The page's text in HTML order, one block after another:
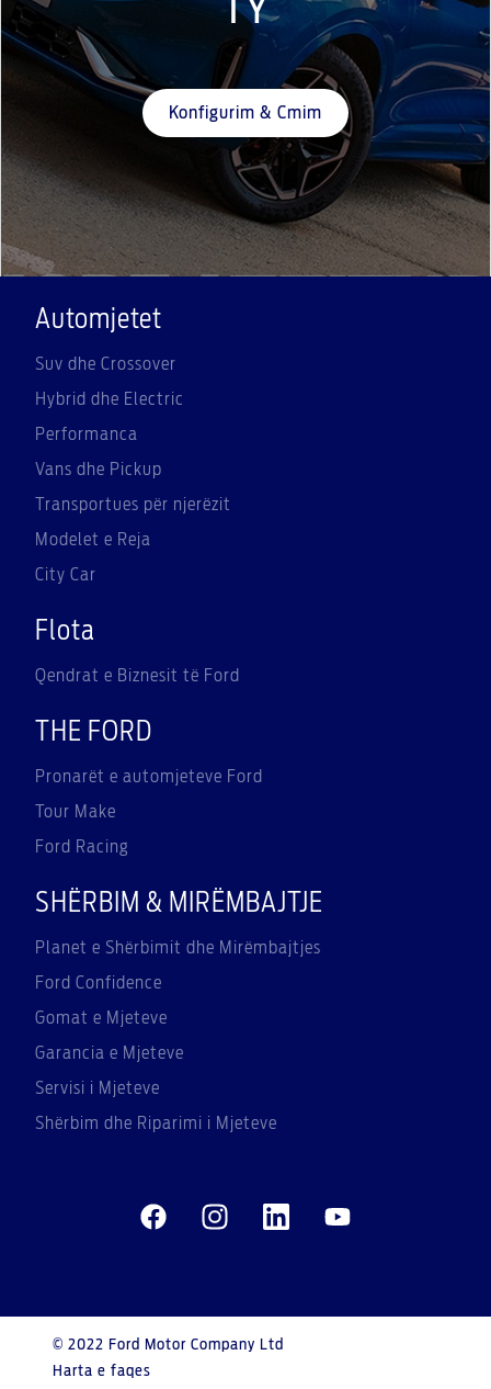
TY
Konfigurim & Cmim
Automjetet
Suv dhe Crossover
Hybrid dhe Electric
Performanca
Vans dhe Pickup
Transportues për njerëzit
Modelet e Reja
City Car
Flota
Qendrat e Biznesit të Ford
THE FORD
Pronarët e automjeteve Ford
Tour Make
Ford Racing
SHËRBIM & MIRËMBAJTJE
Planet e Shërbimit dhe Mirëmbajtjes
Ford Confidence
Gomat e Mjeteve
Garancia e Mjeteve
Servisi i Mjeteve
Shërbim dhe Riparimi i Mjeteve
© 2022 Ford Motor Company Ltd
Harta e faqes